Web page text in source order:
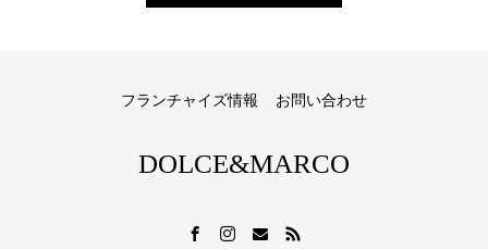
フランチャイズ情報 お問い合わせ
DOLCE&MARCO